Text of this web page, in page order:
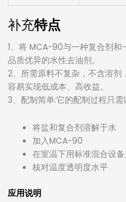
补充特点
1、将 MCA-90与一种复合剂
品质优异的水性去油剂。
2、所需原料不复杂，不含溶
容易实现低成本、高收益。
3、配制简单:它的配制过程只
将盐和复合剂溶解于水
加入MCA-90
在室温下用标准混合设
核对温度透明度水平
应用说明